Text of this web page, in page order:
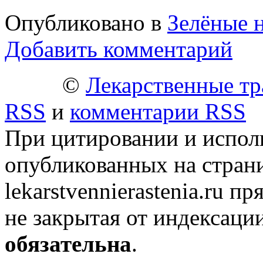
Опубликовано в Зелёные
Добавить комментарий
© Лекарственные
RSS и комментарии RSS
При цитировании и
опубликованных на
lekarstvennierastenia.ru
не закрытая от
обязательна.